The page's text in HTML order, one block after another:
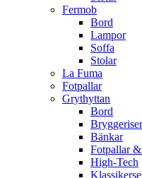
Fermob
Bord
Lampor
Soffa
Stolar
La Fuma
Fotpallar
Grythyttan
Bord
Bänkar
Fotpallar
High-Tech